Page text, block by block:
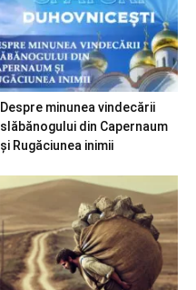
Despre minunea vindecării
slăbănogului din Capernaum
și Rugăciunea inimii